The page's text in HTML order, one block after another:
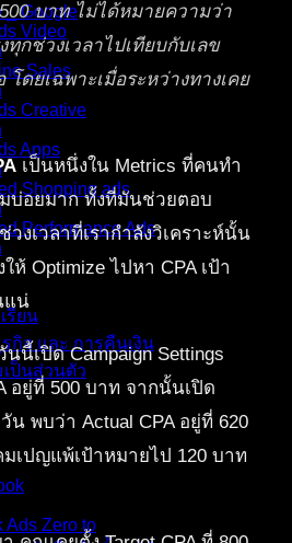
_ Google
Video
Sales
Creative
Apps
Shopping ads
Performance Ads
รียน
กิจ และ การคืนเงิน
ป็นส่วนตัว
Ads Zero to
500 บาท ไม่ได้หมายความว่า
ทุกช่วงเวลาไปเทียบกับเลข
โดยเฉพาะเมื่อระหว่างทางเคย
เป็นหนึ่งใน Metrics ที่คนทำ
มบ่อยมาก ทั้งที่มันช่วยตอบ
งเวลาที่เรากำลังวิเคราะห์นั้น
ห้ Optimize ไปหา CPA เป้า
แน่
นี้เปิด Campaign Settings
อยู่ที่ 500 บาท จากนั้นเปิด
น พบว่า Actual CPA อยู่ที่ 620
เปญแพ้เป้าหมายไป 120 บาท